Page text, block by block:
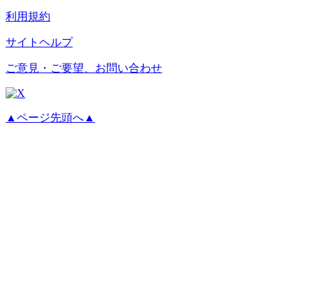
利用規約
サイトヘルプ
ご意見・ご要望、お問い合わせ
▲ページ先頭へ▲